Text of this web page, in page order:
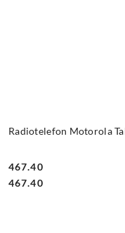
Radiotelefon Motorola
Cena:
467.40
Cena:
467.40